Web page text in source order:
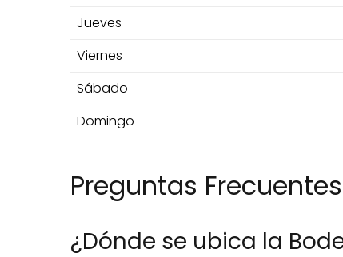
Jueves
Viernes
Sábado
Domingo
Preguntas Frecuentes
¿Dónde se ubica la